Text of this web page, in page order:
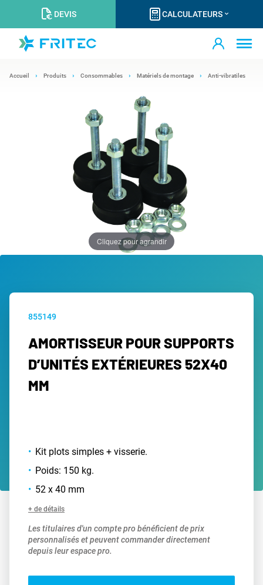
DEVIS CALCULATEURS
Accueil Produits Consommables Matériels de montage Anti-vibratiles
Cliquez pour agrandir
855149
AMORTISSEUR POUR SUPPORTS
D’UNITÉS EXTÉRIEURES 52X40
MM
Kit plots simples + visserie.
Poids: 150 kg.
52 x 40 mm
+ de détails
Les titulaires d'un compte pro bénéficient de prix
personnalisés et peuvent commander directement
depuis leur espace pro.